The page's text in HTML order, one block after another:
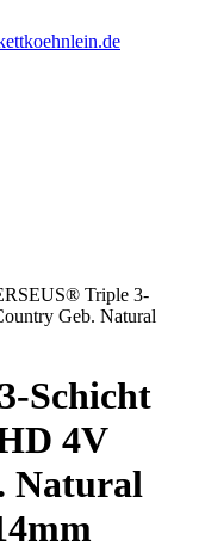
Triple 3-
Geb. Natural
Schicht
4V
Natural